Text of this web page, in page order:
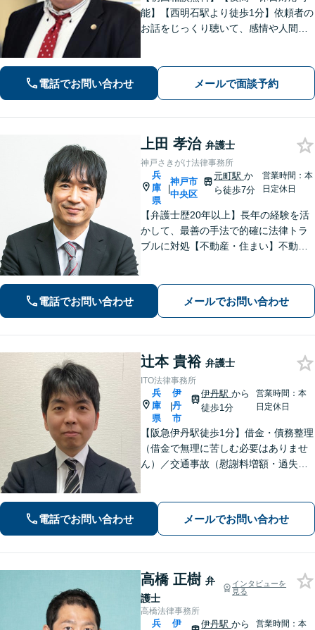
能】【西明石駅より徒歩1分】依頼者の
お話をじっくり聴いて、感情や人間関
トワーク軽く迅速・誠実に対応しま
す。まずはお気軽にご相談ください。
電話でお問い合わせ メールで面談予約
上田 孝治 弁護士
神戸さきがけ法律事務所
兵
庫
県
|
神戸市
中央区
元町駅 か
ら徒歩7分
営業時間：本
日定休日
【弁護士歴20年以上】長年の経験を活
かして、最善の手法で的確に法律トラ
ブルに対処【不動産・住まい】不動産
携してワンストップで解決【夜間・休
日相談可】【元町駅7分】
電話でお問い合わせ メールでお問い合わせ
辻本 貴裕 弁護士
ITO法律事務所
兵
庫
県
|
伊
丹
市
伊丹駅から
徒歩1分
営業時間：本
日定休日
【阪急伊丹駅徒歩1分】借金・債務整理
（借金で無理に苦しむ必要はありませ
ん）／交通事故（慰謝料増額・過失割
／刑事事件（被害者側も対応）／相続
／離婚問題など。まずはお気軽にご相
電話でお問い合わせ メールでお問い合わせ
高橋 正樹 弁
護士
インタビューを
見る
高橋法律事務所
兵
伊
伊丹駅から
営業時間：本